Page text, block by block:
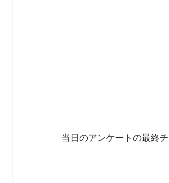
当日のアンケートの最終